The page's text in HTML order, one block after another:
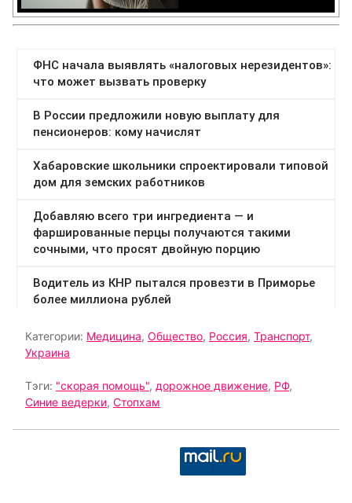
Категории: Медицина, Общество, Россия, Транспорт,
Украина
Тэги: "скорая помощь", дорожное движение, РФ,
Синие ведерки, Стопхам